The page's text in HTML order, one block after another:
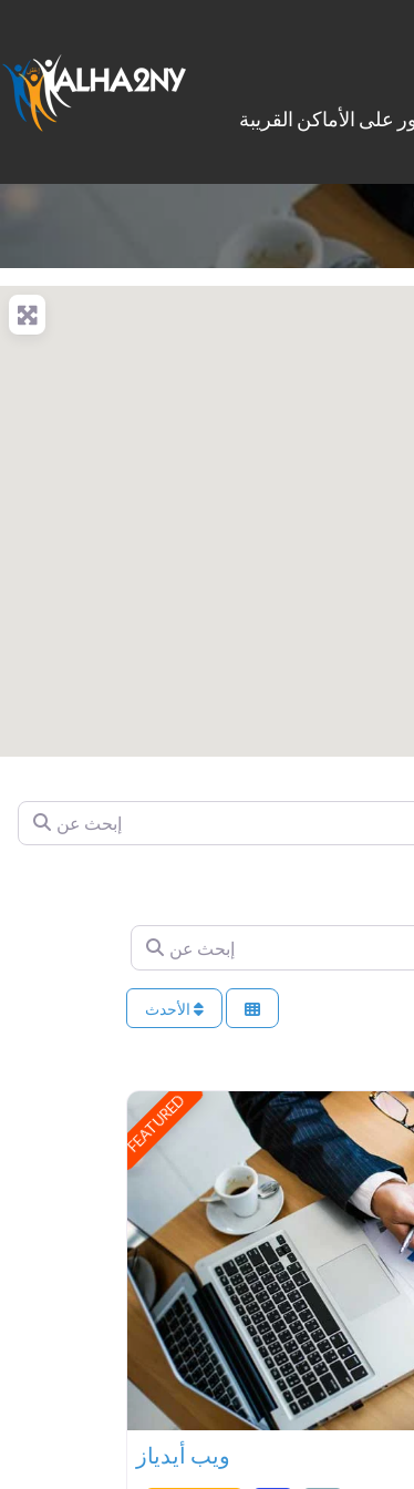
على الأماكن القريبة
إبحث عن
إبحث عن
FEATURED
ويب أيدياز